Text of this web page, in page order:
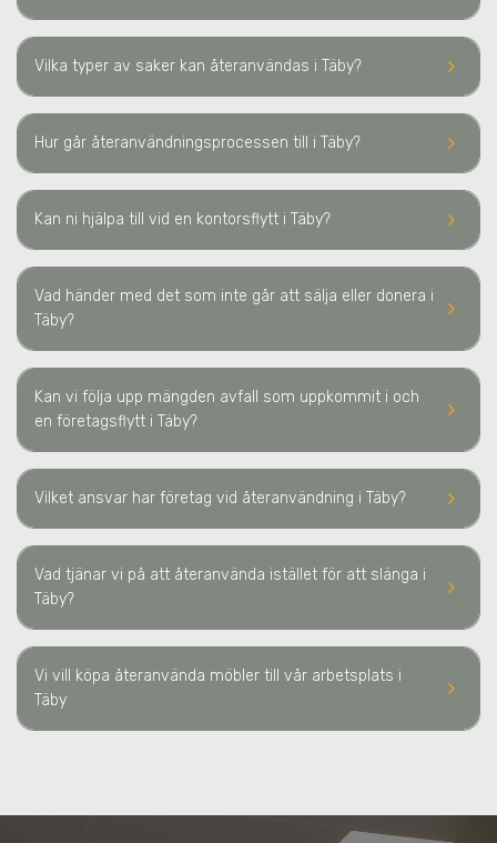
keyboard_arrow_right
Vilka typer av saker kan återanvändas i Täby?
keyboard_arrow_right
Hur går återanvändningsprocessen till i Täby?
keyboard_arrow_right
Kan ni hjälpa till vid en kontorsflytt i Täby?
keyboard_arrow_right
Vad händer med det som inte går att sälja eller donera i
Täby?
keyboard_arrow_right
Kan vi följa upp mängden avfall som uppkommit i och
en företagsflytt i Täby?
keyboard_arrow_right
Vilket ansvar har företag vid återanvändning i Täby?
keyboard_arrow_right
Vad tjänar vi på att återanvända istället för att slänga i
Täby?
keyboard_arrow_right
Vi vill köpa återanvända möbler till vår arbetsplats i
Täby